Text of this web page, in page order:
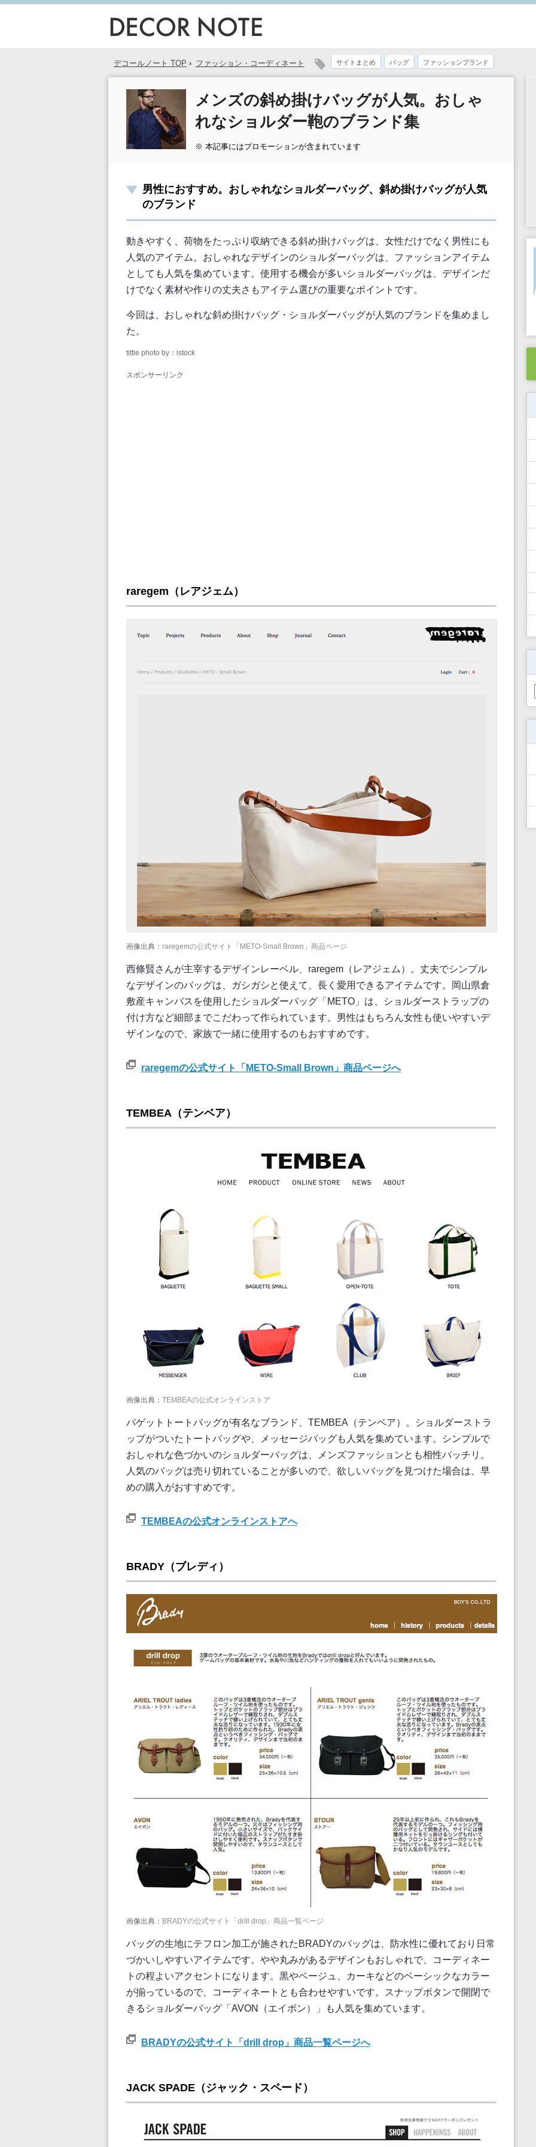
デコールノート TOP › ファッション・コーディネート サイトまとめ バッグ ファッションブランド
メンズの斜め掛けバッグが人気。おしゃ
れなショルダー鞄のブランド集
※ 本記事にはプロモーションが含まれています
男性におすすめ。おしゃれなショルダーバッグ、斜め掛けバッグが人気
のブランド
動きやすく、荷物をたっぷり収納できる斜め掛けバッグは、女性だけでなく男性にも
人気のアイテム。おしゃれなデザインのショルダーバッグは、ファッションアイテム
としても人気を集めています。使用する機会が多いショルダーバッグは、デザインだ
けでなく素材や作りの丈夫さもアイテム選びの重要なポイントです。
今回は、おしゃれな斜め掛けバッグ・ショルダーバッグが人気のブランドを集めまし
た。
tittle photo by：istock
スポンサーリンク
raregem（レアジェム）
画像出典： raregemの公式サイト「METO-Small Brown」商品ページ
西條賢さんが主宰するデザインレーベル、raregem（レアジェム）。丈夫でシンプル
なデザインのバッグは、ガシガシと使えて、長く愛用できるアイテムです。岡山県倉
敷産キャンバスを使用したショルダーバッグ「METO」は、ショルダーストラップの
付け方など細部までこだわって作られています。男性はもちろん女性も使いやすいデ
ザインなので、家族で一緒に使用するのもおすすめです。
raregemの公式サイト「METO-Small Brown」商品ページへ
TEMBEA（テンベア）
画像出典： TEMBEAの公式オンラインストア
バゲットトートバッグが有名なブランド、TEMBEA（テンベア）。ショルダーストラ
ップがついたトートバッグや、メッセージバッグも人気を集めています。シンプルで
おしゃれな色づかいのショルダーバッグは、メンズファッションとも相性バッチリ。
人気のバッグは売り切れていることが多いので、欲しいバッグを見つけた場合は、早
めの購入がおすすめです。
TEMBEAの公式オンラインストアへ
BRADY（ブレディ）
画像出典： BRADYの公式サイト「drill drop」商品一覧ページ
バッグの生地にテフロン加工が施されたBRADYのバッグは、防水性に優れており日常
づかいしやすいアイテムです。やや丸みがあるデザインもおしゃれで、コーディネー
トの程よいアクセントになります。黒やベージュ、カーキなどのベーシックなカラー
が揃っているので、コーディネートとも合わせやすいです。スナップボタンで開閉で
きるショルダーバッグ「AVON（エイボン）」も人気を集めています。
BRADYの公式サイト「drill drop」商品一覧ページへ
JACK SPADE（ジャック・スペード）